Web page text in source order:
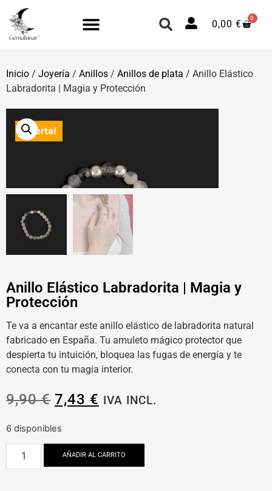
0,00 €
0
Inicio / Joyería / Anillos / Anillos de plata / Anillo Elástico
Labradorita | Magia y Protección
¡Oferta!
Anillo Elástico Labradorita | Magia y
Protección
Te va a encantar este anillo elástico de labradorita natural
fabricado en España. Tu amuleto mágico protector que
despierta tu intuición, bloquea las fugas de energía y te
conecta con tu magia interior.
9,90€ 7,43 € IVA INCL.
6 disponibles
AÑADIR AL CARRITO